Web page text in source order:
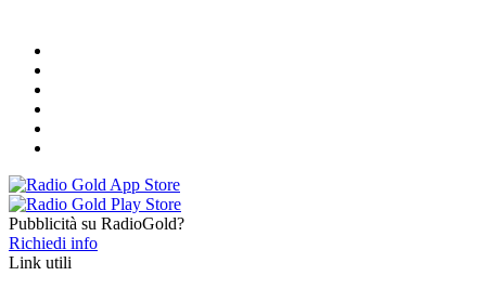
Pubblicità su RadioGold?
Richiedi info
Link utili